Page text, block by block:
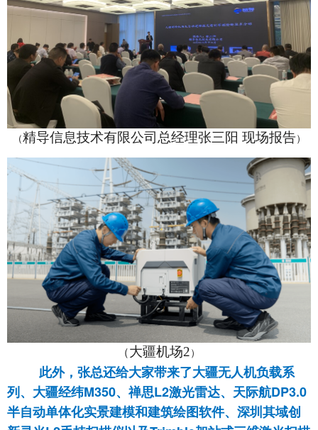
（精导信息技术有限公司总经理张三阳 现场报告）
（大疆机场2 ）
此外，张总还给大家带来了大疆无人机负载系
列、大疆经纬M350、禅思L2激光雷达、天际航DP3.0
半自动单体化实景建模和建筑绘图软件、深圳其域创